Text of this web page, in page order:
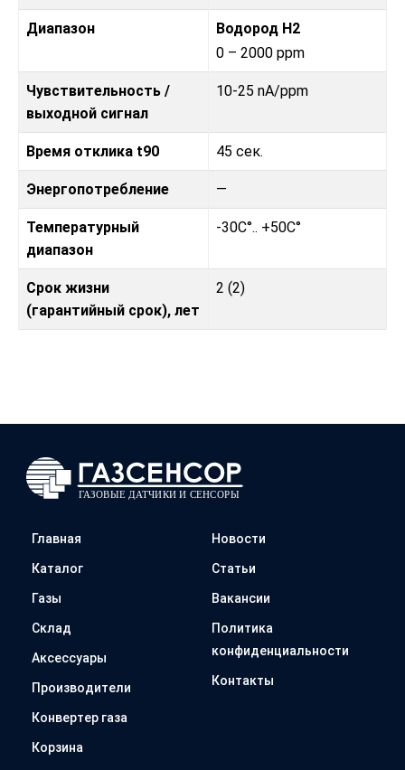
Диапазон
Водород H2
0 – 2000 ppm
Чувствительность /
выходной сигнал
10-25 nA/ppm
Время отклика t90 45 сек.
Энергопотребление —
Температурный
диапазон
-30C°.. +50C°
Срок жизни
(гарантийный срок), лет
2 (2)
Главная
Каталог
Газы
Склад
Аксессуары
Производители
Конвертер газа
Корзина
Новости
Статьи
Вакансии
Политика
конфиденциальности
Контакты